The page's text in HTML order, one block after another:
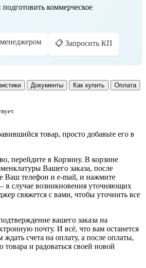
коммерческое
менеджером 📋 Запросить КП
Документы Как купить
Оплата
товар, просто добавьте его в
перейдите в Корзину. В корзине
Вашего заказа, после
Ваш телефон и e-mail, и нажмите
в случае возникновения уточняющих
свяжется с вами, чтобы уточнить все
вашего заказа на
почту. И всё, что вам останется
счета на оплату, а после оплаты,
товара и радоваться своей новой